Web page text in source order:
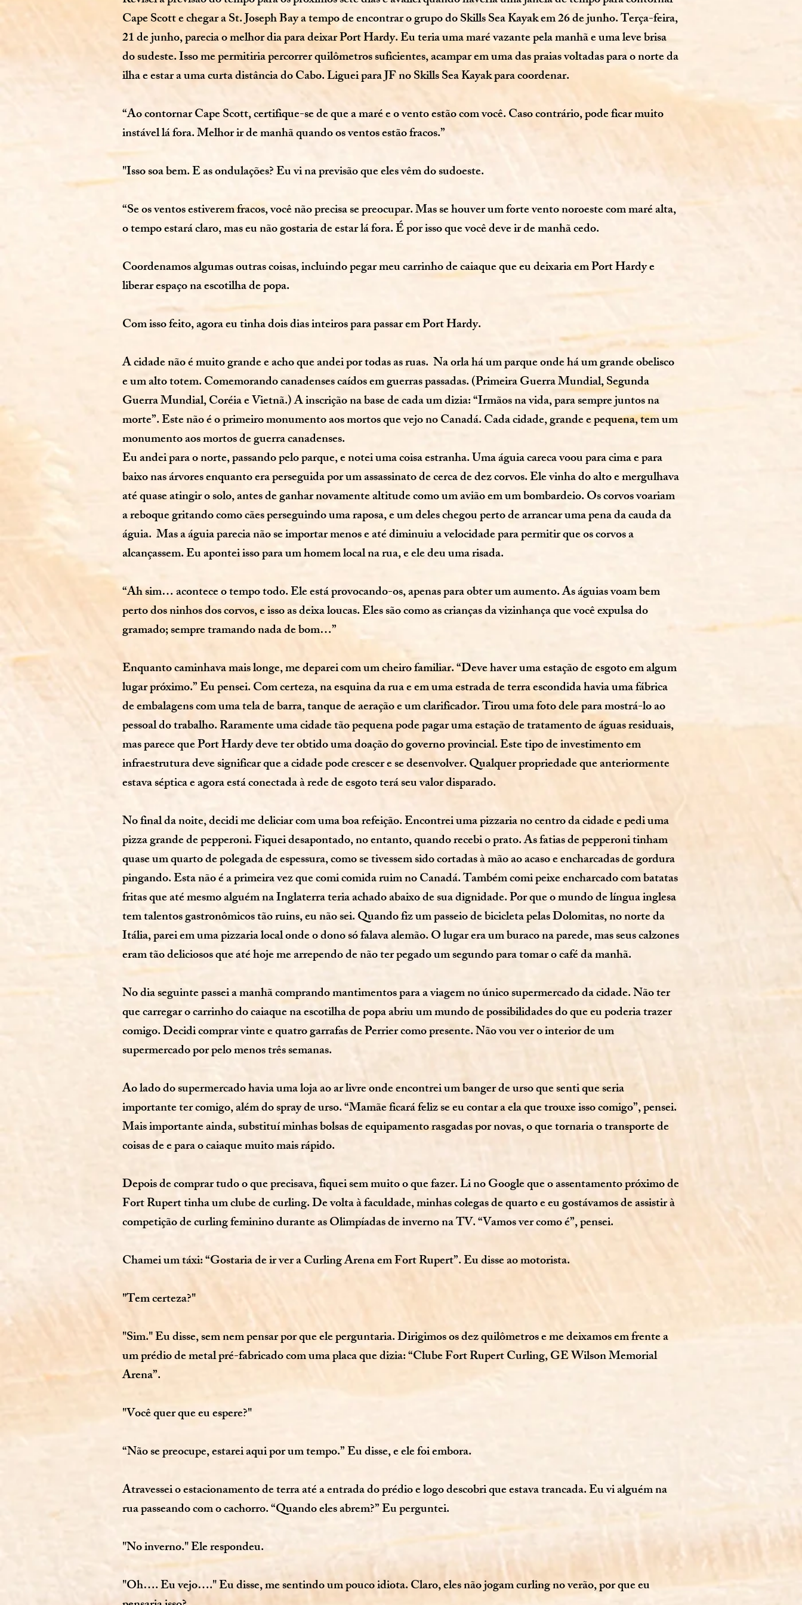
Cape Scott e chegar a St. Joseph Bay a tempo de encontrar o grupo do Skills Sea Kayak em 26 de junho. Terça-feira,
21 de junho, parecia o melhor dia para deixar Port Hardy. Eu teria uma maré vazante pela manhã e uma leve brisa
do sudeste. Isso me permitiria percorrer quilômetros suficientes, acampar em uma das praias voltadas para o norte da
ilha e estar a uma curta distância do Cabo. Liguei para JF no Skills Sea Kayak para coordenar.
“Ao contornar Cape Scott, certifique-se de que a maré e o vento estão com você. Caso contrário, pode ficar muito
instável lá fora. Melhor ir de manhã quando os ventos estão fracos.”
"Isso soa bem. E as ondulações? Eu vi na previsão que eles vêm do sudoeste.
“Se os ventos estiverem fracos, você não precisa se preocupar. Mas se houver um forte vento noroeste com maré alta,
o tempo estará claro, mas eu não gostaria de estar lá fora. É por isso que você deve ir de manhã cedo.
Coordenamos algumas outras coisas, incluindo pegar meu carrinho de caiaque que eu deixaria em Port Hardy e
liberar espaço na escotilha de popa.
Com isso feito, agora eu tinha dois dias inteiros para passar em Port Hardy.
A cidade não é muito grande e acho que andei por todas as ruas. Na orla há um parque onde há um grande obelisco
e um alto totem. Comemorando canadenses caídos em guerras passadas. (Primeira Guerra Mundial, Segunda
Guerra Mundial, Coréia e Vietnã.) A inscrição na base de cada um dizia: “Irmãos na vida, para sempre juntos na
morte”. Este não é o primeiro monumento aos mortos que vejo no Canadá. Cada cidade, grande e pequena, tem um
monumento aos mortos de guerra canadenses.
Eu andei para o norte, passando pelo parque, e notei uma coisa estranha. Uma águia careca voou para cima e para
baixo nas árvores enquanto era perseguida por um assassinato de cerca de dez corvos. Ele vinha do alto e mergulhava
até quase atingir o solo, antes de ganhar novamente altitude como um avião em um bombardeio. Os corvos voariam
a reboque gritando como cães perseguindo uma raposa, e um deles chegou perto de arrancar uma pena da cauda da
águia. Mas a águia parecia não se importar menos e até diminuiu a velocidade para permitir que os corvos a
alcançassem. Eu apontei isso para um homem local na rua, e ele deu uma risada.
“Ah sim… acontece o tempo todo. Ele está provocando-os, apenas para obter um aumento. As águias voam bem
perto dos ninhos dos corvos, e isso as deixa loucas. Eles são como as crianças da vizinhança que você expulsa do
gramado; sempre tramando nada de bom…”
Enquanto caminhava mais longe, me deparei com um cheiro familiar. “Deve haver uma estação de esgoto em algum
lugar próximo.” Eu pensei. Com certeza, na esquina da rua e em uma estrada de terra escondida havia uma fábrica
de embalagens com uma tela de barra, tanque de aeração e um clarificador. Tirou uma foto dele para mostrá-lo ao
pessoal do trabalho. Raramente uma cidade tão pequena pode pagar uma estação de tratamento de águas residuais,
mas parece que Port Hardy deve ter obtido uma doação do governo provincial. Este tipo de investimento em
infraestrutura deve significar que a cidade pode crescer e se desenvolver. Qualquer propriedade que anteriormente
estava séptica e agora está conectada à rede de esgoto terá seu valor disparado.
No final da noite, decidi me deliciar com uma boa refeição. Encontrei uma pizzaria no centro da cidade e pedi uma
pizza grande de pepperoni. Fiquei desapontado, no entanto, quando recebi o prato. As fatias de pepperoni tinham
quase um quarto de polegada de espessura, como se tivessem sido cortadas à mão ao acaso e encharcadas de gordura
pingando. Esta não é a primeira vez que comi comida ruim no Canadá. Também comi peixe encharcado com batatas
fritas que até mesmo alguém na Inglaterra teria achado abaixo de sua dignidade. Por que o mundo de língua inglesa
tem talentos gastronômicos tão ruins, eu não sei. Quando fiz um passeio de bicicleta pelas Dolomitas, no norte da
Itália, parei em uma pizzaria local onde o dono só falava alemão. O lugar era um buraco na parede, mas seus calzones
eram tão deliciosos que até hoje me arrependo de não ter pegado um segundo para tomar o café da manhã.
No dia seguinte passei a manhã comprando mantimentos para a viagem no único supermercado da cidade. Não ter
que carregar o carrinho do caiaque na escotilha de popa abriu um mundo de possibilidades do que eu poderia trazer
comigo. Decidi comprar vinte e quatro garrafas de Perrier como presente. Não vou ver o interior de um
supermercado por pelo menos três semanas.
Ao lado do supermercado havia uma loja ao ar livre onde encontrei um banger de urso que senti que seria
importante ter comigo, além do spray de urso. “Mamãe ficará feliz se eu contar a ela que trouxe isso comigo”, pensei.
Mais importante ainda, substituí minhas bolsas de equipamento rasgadas por novas, o que tornaria o transporte de
coisas de e para o caiaque muito mais rápido.
Depois de comprar tudo o que precisava, fiquei sem muito o que fazer. Li no Google que o assentamento próximo de
Fort Rupert tinha um clube de curling. De volta à faculdade, minhas colegas de quarto e eu gostávamos de assistir à
competição de curling feminino durante as Olimpíadas de inverno na TV. “Vamos ver como é”, pensei.
Chamei um táxi: “Gostaria de ir ver a Curling Arena em Fort Rupert”. Eu disse ao motorista.
"Tem certeza?"
"Sim." Eu disse, sem nem pensar por que ele perguntaria. Dirigimos os dez quilômetros e me deixamos em frente a
um prédio de metal pré-fabricado com uma placa que dizia: “Clube Fort Rupert Curling, GE Wilson Memorial
Arena”.
"Você quer que eu espere?"
“Não se preocupe, estarei aqui por um tempo.” Eu disse, e ele foi embora.
Atravessei o estacionamento de terra até a entrada do prédio e logo descobri que estava trancada. Eu vi alguém na
rua passeando com o cachorro. “Quando eles abrem?” Eu perguntei.
"No inverno." Ele respondeu.
"Oh…. Eu vejo…." Eu disse, me sentindo um pouco idiota. Claro, eles não jogam curling no verão, por que eu